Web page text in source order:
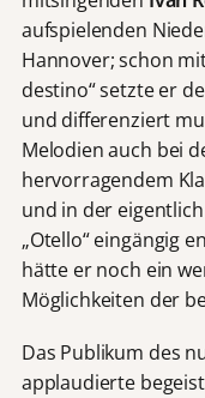
aufspielenden
Hannover; schon
destino“ setzte er
und differenziert
Melodien auch bei
hervorragendem
und in der
„Otello“ eingängig
hätte er noch ein
Möglichkeiten der
Das Publikum des
applaudierte